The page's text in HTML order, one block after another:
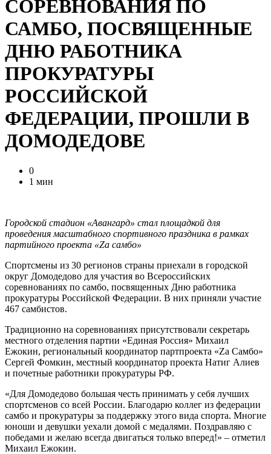
СОРЕВНОВАНИЯ ПО
САМБО, ПОСВЯЩЕННЫЕ
ДНЮ РАБОТНИКА
ПРОКУРАТУРЫ
РОССИЙСКОЙ
ФЕДЕРАЦИИ, ПРОШЛИ В
ДОМОДЕДОВЕ
0
1 мин
Городской стадион «Авангард» стал площадкой для
проведения масштабного спортивного праздника в рамках
партийного проекта «Zа самбо»
Спортсмены из 30 регионов страны приехали в городской
округ Домодедово для участия во Всероссийских
соревнованиях по самбо, посвященных Дню работника
прокуратуры Российской Федерации. В них приняли участие
467 самбистов.
Традиционно на соревнованиях присутствовали секретарь
местного отделения партии «Единая Россия» Михаил
Ежокин, региональный координатор партпроекта «Za Самбо»
Сергей Фомкин, местный координатор проекта Натиг Алиев
и почетные работники прокуратуры РФ.
«Для Домодедово большая честь принимать у себя лучших
спортсменов со всей России. Благодарю коллег из федерации
самбо и прокуратуры за поддержку этого вида спорта. Многие
юноши и девушки уехали домой с медалями. Поздравляю с
победами и желаю всегда двигаться только вперед!» – отметил
Михаил Ежокин.